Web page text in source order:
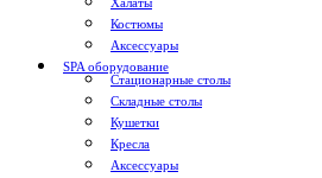
Костюмы
Аксессуары
SPA оборудование
Стационарные столы
Складные столы
Кушетки
Кресла
Аксессуары